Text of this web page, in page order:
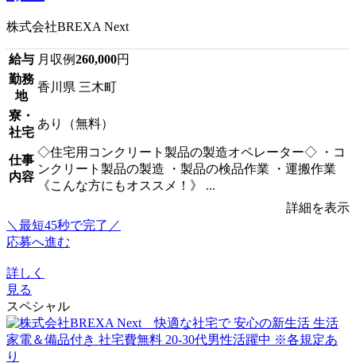
株式会社BREXA Next
給与 月収例260,000円
勤務
地
香川県 三木町
寮・
社宅
あり（無料）
仕事
内容
◇住宅用コンクリート製品の製造オペレーター◇ ・コ
ンクリート製品の製造 ・製品の検品作業 ・運搬作業
《こんな方にもオススメ！》 ...
詳細を表示
＼最短45秒で完了／
応募へ進む
詳しく
見る
スペシャル